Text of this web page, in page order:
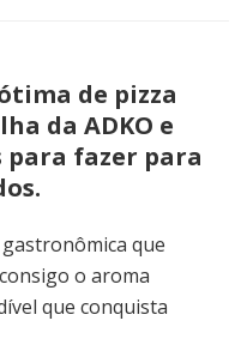
cebola
palha:
faça
uma
receita
os
produtos
ADKO
de pizza
da ADKO e
fazer para
que
o aroma
que conquista